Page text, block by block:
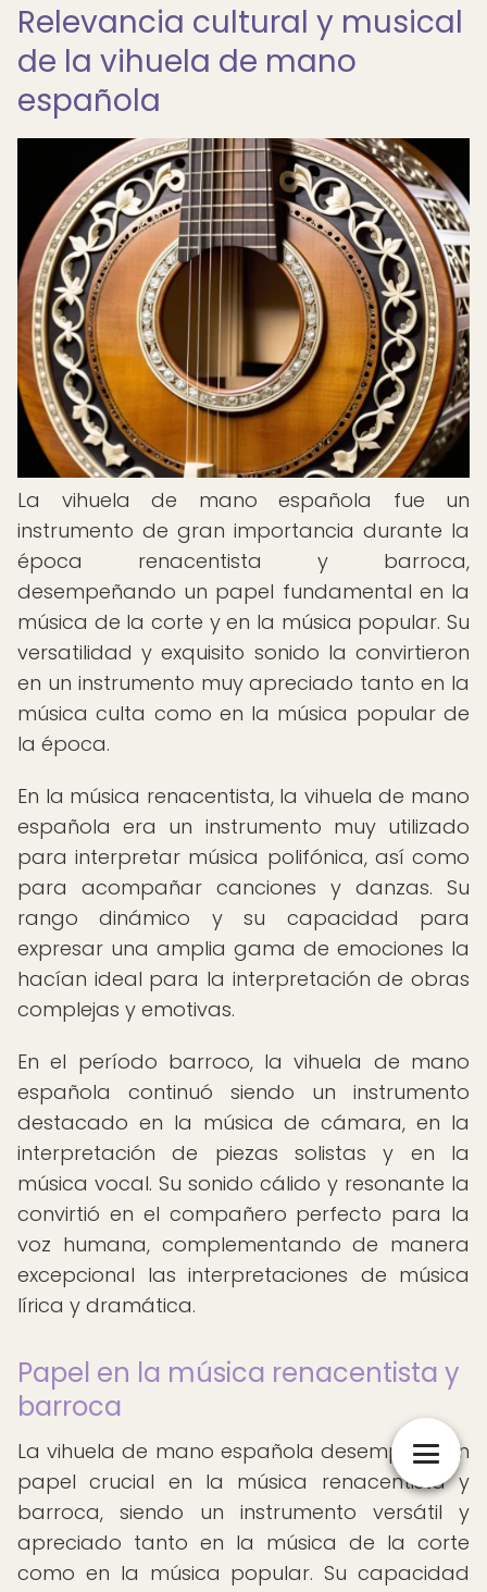
Relevancia cultural y musical
de la vihuela de mano
española
La vihuela de mano española fue un
instrumento de gran importancia durante la
época renacentista y barroca,
desempeñando un papel fundamental en la
música de la corte y en la música popular. Su
versatilidad y exquisito sonido la convirtieron
en un instrumento muy apreciado tanto en la
música culta como en la música popular de
la época.
En la música renacentista, la vihuela de mano
española era un instrumento muy utilizado
para interpretar música polifónica, así como
para acompañar canciones y danzas. Su
rango dinámico y su capacidad para
expresar una amplia gama de emociones la
hacían ideal para la interpretación de obras
complejas y emotivas.
En el período barroco, la vihuela de mano
española continuó siendo un instrumento
destacado en la música de cámara, en la
interpretación de piezas solistas y en la
música vocal. Su sonido cálido y resonante la
convirtió en el compañero perfecto para la
voz humana, complementando de manera
excepcional las interpretaciones de música
lírica y dramática.
Papel en la música renacentista y
barroca
La vihuela de mano española desempeñó un
papel crucial en la música renacentista y
barroca, siendo un instrumento versátil y
apreciado tanto en la música de la corte
como en la música popular. Su capacidad